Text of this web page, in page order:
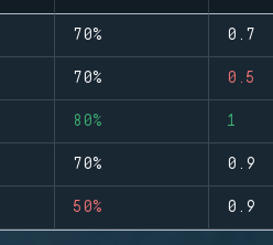
70% 0.7
70% 0.5
80% 1
70% 0.9
50% 0.9